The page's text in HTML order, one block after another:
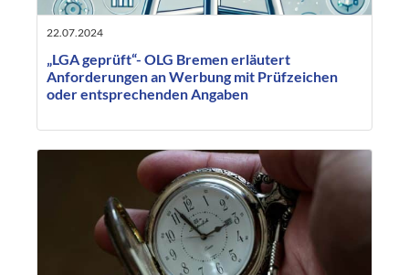
22.07.2024
„LGA geprüft“- OLG Bremen erläutert
Anforderungen an Werbung mit Prüfzeichen
oder entsprechenden Angaben